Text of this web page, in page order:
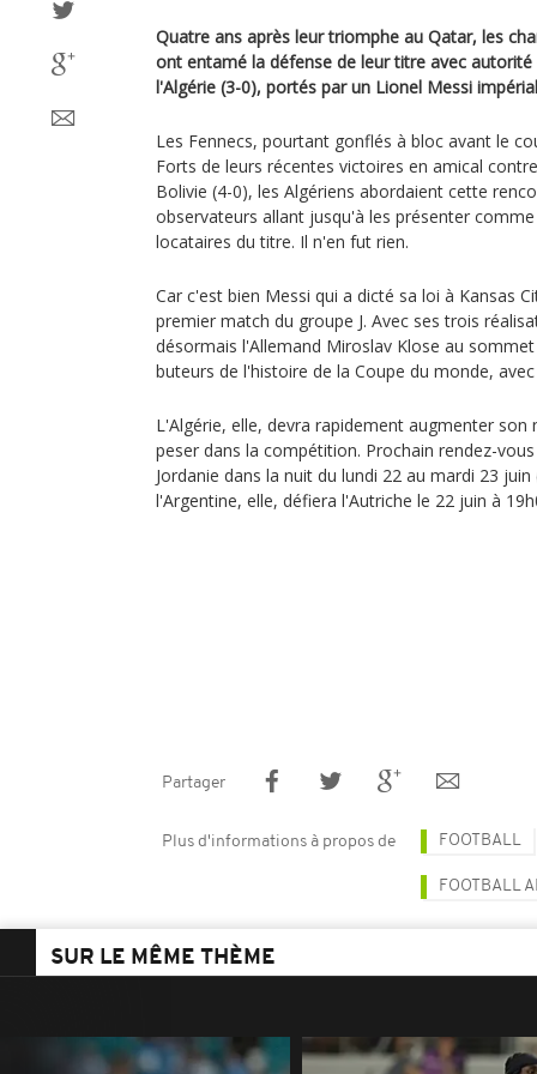
Quatre ans après leur triomphe au Qatar, les
ont entamé la défense de leur titre avec
l'Algérie (3-0), portés par un Lionel Messi
Les Fennecs, pourtant gonflés à bloc avant le
Forts de leurs récentes victoires en amical
Bolivie (4-0), les Algériens abordaient cette
observateurs allant jusqu'à les présenter
locataires du titre. Il n'en fut rien.
Car c'est bien Messi qui a dicté sa loi à Kansas
premier match du groupe J. Avec ses trois
désormais l'Allemand Miroslav Klose au
buteurs de l'histoire de la Coupe du monde,
L'Algérie, elle, devra rapidement augmenter son
peser dans la compétition. Prochain rendez-
Jordanie dans la nuit du lundi 22 au mardi 23
l'Argentine, elle, défiera l'Autriche le 22 juin à
Partager
Plus d'informations à propos de FOOTBALL
FOOTBALL
SUR LE MÊME THÈME